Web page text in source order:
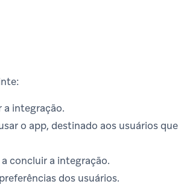
a integração.
o app, destinado aos usuários que
concluir a integração.
dos usuários.